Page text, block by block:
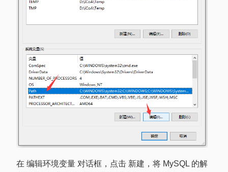
在 编辑环境变量 对话框，点击 新建，将 MySQL 的解